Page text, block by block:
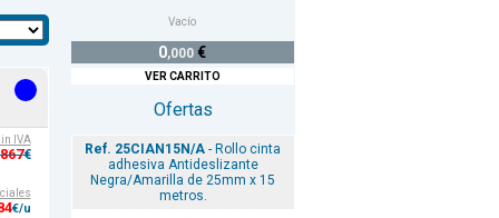
IVA
€
€/u
Vacío
0,000 €
VER CARRITO
Ofertas
Ref. 25CIAN15N/A - Rollo cinta
adhesiva Antideslizante
Negra/Amarilla de 25mm x 15
metros.